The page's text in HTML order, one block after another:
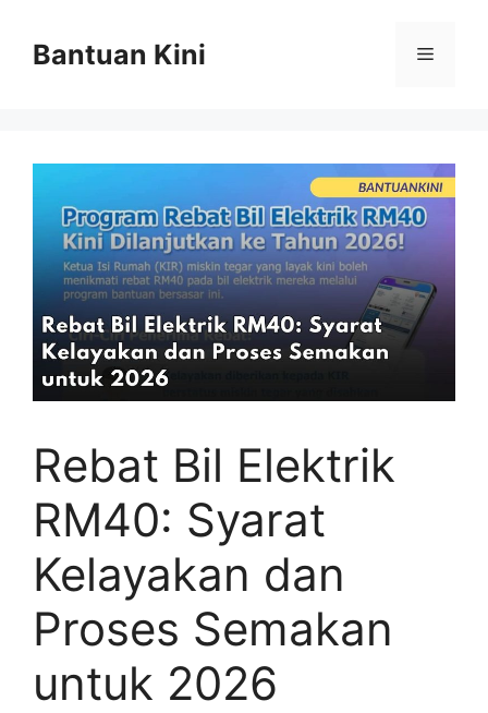
contentBantuan Kini Menu
Rebat Bil Elektrik
RM40: Syarat
Kelayakan dan
Proses Semakan
untuk 2026